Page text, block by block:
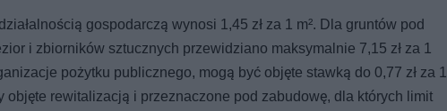
gospodarczą wynosi 1,45 zł za 1 m². Dla gruntów pod
i zbiorników sztucznych przewidziano maksymalnie 7,15 zł za 1
pożytku publicznego, mogą być objęte stawką do 0,77 zł za 1
rewitalizacją i przeznaczone pod zabudowę, dla których limit